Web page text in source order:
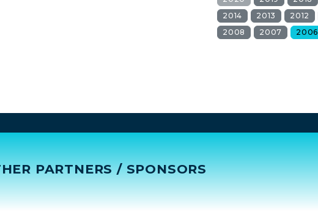
2014
2013 2012
2008
2007 2006
PARTNERS / SPONSORS